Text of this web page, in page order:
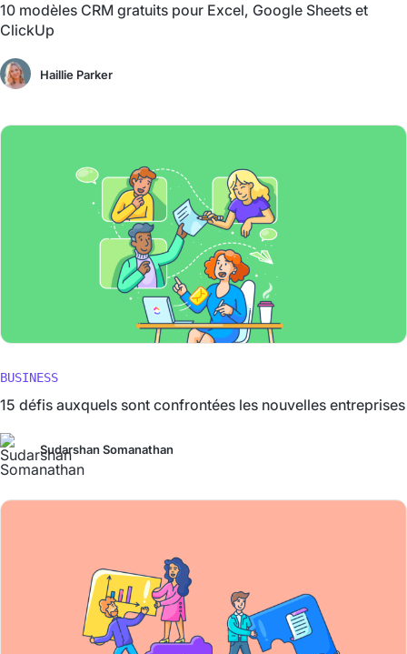
10 modèles CRM gratuits pour Excel, Google Sheets et
ClickUp
Haillie Parker
BUSINESS
15 défis auxquels sont confrontées les nouvelles entreprises
Sudarshan Somanathan